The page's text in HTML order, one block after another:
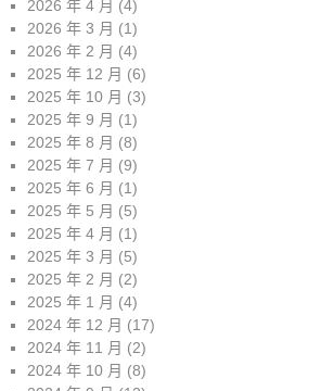
2026 年 4 月 (4)
2026 年 3 月 (1)
2026 年 2 月 (4)
2025 年 12 月 (6)
2025 年 10 月 (3)
2025 年 9 月 (1)
2025 年 8 月 (8)
2025 年 7 月 (9)
2025 年 6 月 (1)
2025 年 5 月 (5)
2025 年 4 月 (1)
2025 年 3 月 (5)
2025 年 2 月 (2)
2025 年 1 月 (4)
2024 年 12 月 (17)
2024 年 11 月 (2)
2024 年 10 月 (8)